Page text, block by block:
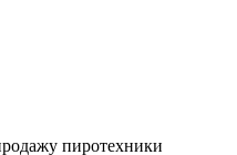
пиротехники